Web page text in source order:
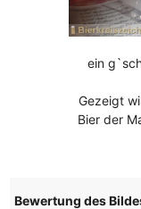
ein
Gezeigt
Bier der
Bewertung des